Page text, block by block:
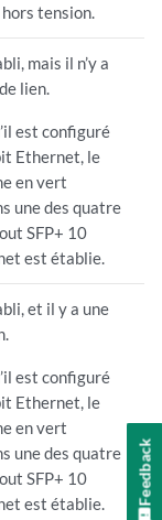
tension.
mais il n’y a
lien.
est configuré
Ethernet, le
en vert
une des quatre
SFP+ 10
est établie.
et il y a une
est configuré
Ethernet, le
en vert
une des quatre
SFP+ 10
est établie.
Feedback